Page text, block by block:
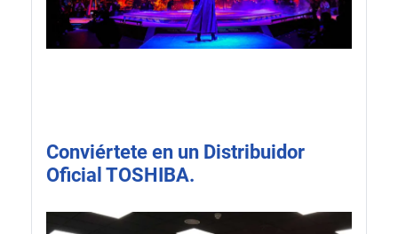
Conviértete en un Distribuidor
Oficial TOSHIBA.